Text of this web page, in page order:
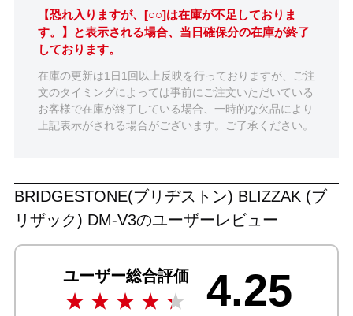
【恐れ入りますが、[○○]は在庫が不足しておりま
す。】と表示される場合、当日確保分の在庫が終了
しております。
在庫の更新は1日1回以上反映を行っておりますが、ご注
文のタイミングによっては事前にご注文いただいている
お客様で在庫が終了している場合、一時的な欠品により
上記表示がされる場合がございます。ご了承ください。
BRIDGESTONE(ブリヂストン) BLIZZAK (ブ
リザック) DM-V3のユーザーレビュー
ユーザー総合評価 4.25